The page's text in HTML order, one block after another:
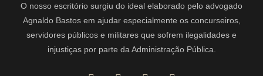
O nosso escritório surgiu do ideal elaborado pelo advogado
Agnaldo Bastos em ajudar especialmente os concurseiros,
servidores públicos e militares que sofrem ilegalidades e
injustiças por parte da Administração Pública.